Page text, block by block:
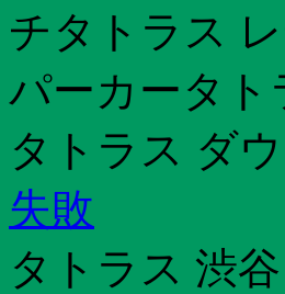
チタトラス
パーカータト
タトラス ダ
失敗
タトラス 渋